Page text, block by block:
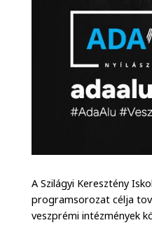
A Szilágyi Keresztény
programsorozat célja
veszprémi intézmények